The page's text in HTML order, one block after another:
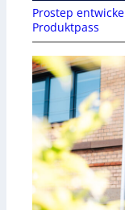
Prostep
Produktpass